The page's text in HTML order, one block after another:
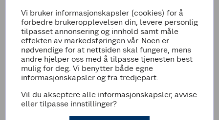
Legg til i handleliste
Fremgangsmetode
Stek rotgrønnsakene som anvist på pakken.
ca. 4 minutter på hver side.
Vi bruker informasjonskapsler (cookies) for å
forbedre brukeropplevelsen din, levere personlig
tilpasset annonsering og innhold samt måle
effekten av markedsføringen vår. Noen er
nødvendige for at nettsiden skal fungere, mens
andre hjelper oss med å tilpasse tjenesten best
mulig for deg. Vi benytter både egne
informasjonskapsler og fra tredjepart.
Vil du akseptere alle informasjonskapsler, avvise
eller tilpasse innstillinger?